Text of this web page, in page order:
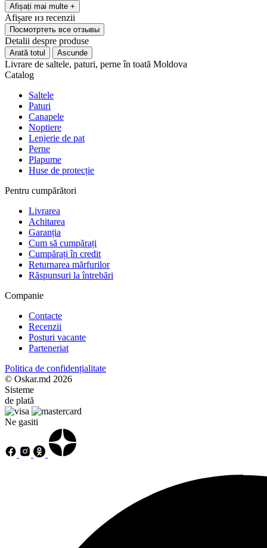
Afișați mai multe +
Afișare из recenzii
Посмотртеть все отзывы
Detalii despre produse
Arată totul Ascunde
Livrare de saltele, paturi, perne în toată Moldova
Catalog
Saltele
Paturi
Canapele
Noptiere
Lenjerie de pat
Perne
Plapume
Huse de protecție
Pentru cumpărători
Livrarea
Achitarea
Garanția
Cum să cumpărați
Cumpărați în credit
Returnarea mărfurilor
Răspunsuri la întrebări
Companie
Contacte
Recenzii
Posturi vacante
Parteneriat
Politica de confidențialitate
© Oskar.md 2026
Sisteme
de plată
Ne gasiti